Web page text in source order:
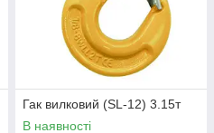
Гак вилковий (SL-12) 3.15т
В наявності